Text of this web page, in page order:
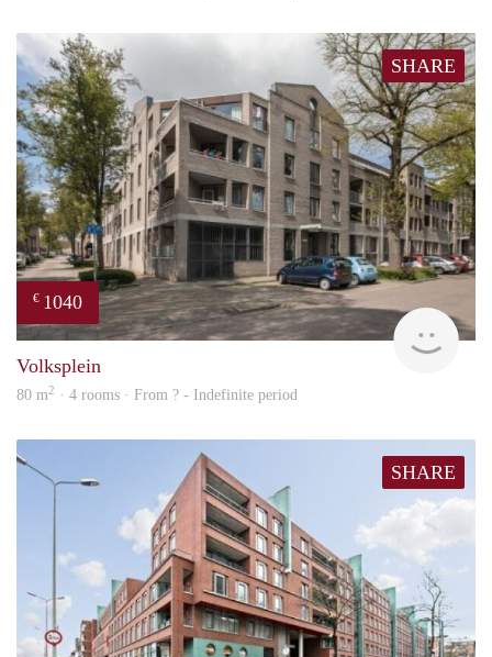
SHARE
€ 1040
Volksplein
80 m2 · 4 rooms · From ? - Indefinite period
SHARE